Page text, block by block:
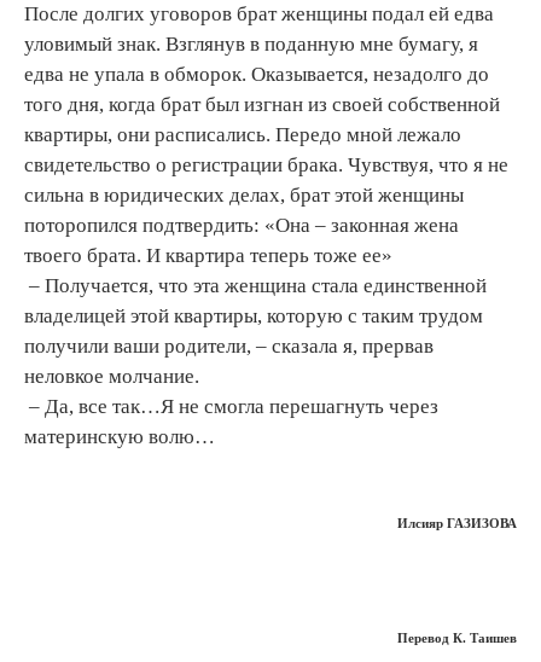
После долгих уговоров брат женщины подал ей едва
уловимый знак. Взглянув в поданную мне бумагу, я
едва не упала в обморок. Оказывается, незадолго до
того дня, когда брат был изгнан из своей собственной
квартиры, они расписались. Передо мной лежало
свидетельство о регистрации брака. Чувствуя, что я не
сильна в юридических делах, брат этой женщины
поторопился подтвердить: «Она – законная жена
твоего брата. И квартира теперь тоже ее»
– Получается, что эта женщина стала единственной
владелицей этой квартиры, которую с таким трудом
получили ваши родители, – сказала я, прервав
неловкое молчание.
– Да, все так…Я не смогла перешагнуть через
материнскую волю…
Илсияр ГАЗИЗОВА
Перевод К. Таишев